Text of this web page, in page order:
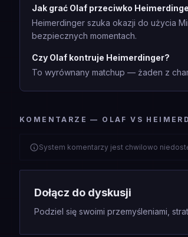
Jak grać Olaf przeciwko
Heimerdinger szuka okazji do użycia
bezpiecznych momentach.
Czy Olaf kontruje Heimerdinger?
To wyrównany matchup — żaden z
KOMENTARZE — OLAF VS
System komentarzy jest chwilowo
Dołącz do dyskusji
Podziel się swoimi przemyśleniami,